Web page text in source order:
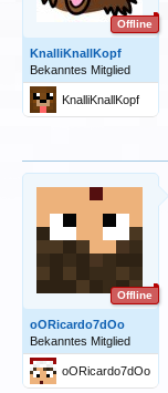
Offline
KnalliKnallKopf
Bekanntes Mitglied
KnalliKnallKopf
Offline
oORicardo7dOo
Bekanntes Mitglied
oORicardo7dOo